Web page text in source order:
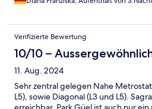
Verifizierte Bewertung
10/10 –
11. Aug. 2024
Sehr zentral gelegen Nahe
L5), sowie Diagonal (L3 und L5).